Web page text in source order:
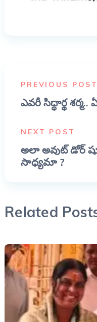
PREVIOUS POST
ఎవరీ సిద్ధార్థ
NEXT POST
అలా అవుట్ డోర్
సాధ్యమా ?
Related